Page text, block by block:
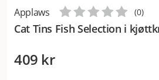
Applaws
Cat Tins Fish Selection i
(0)
409 kr